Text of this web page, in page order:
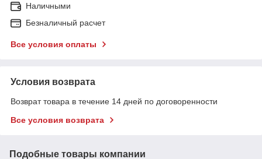
Наличными
Безналичный расчет
Все условия оплаты
Условия возврата
Возврат товара в течение 14 дней по договоренности
Все условия возврата
Подобные товары компании